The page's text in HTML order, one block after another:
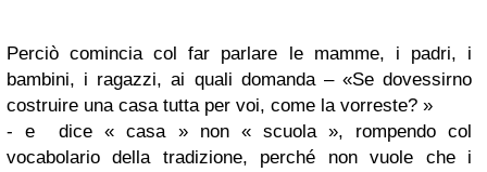
Perciò comincia col far parlare le mamme, i padri, i
bambini, i ragazzi, ai quali domanda – «Se dovessirno
costruire una casa tutta per voi, come la vorreste? »
- e dice « casa » non « scuola », rompendo col
vocabolario della tradizione, perché non vuole che i